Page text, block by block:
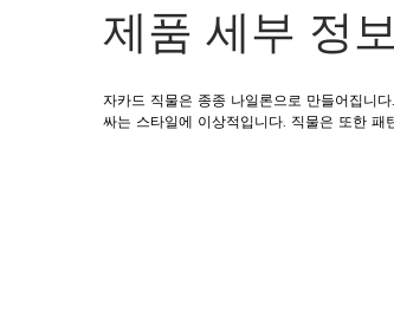
제품 세부 정
자카드 직물은 종종 나일론으로 만들어집니
싸는 스타일에 이상적입니다. 직물은 또한